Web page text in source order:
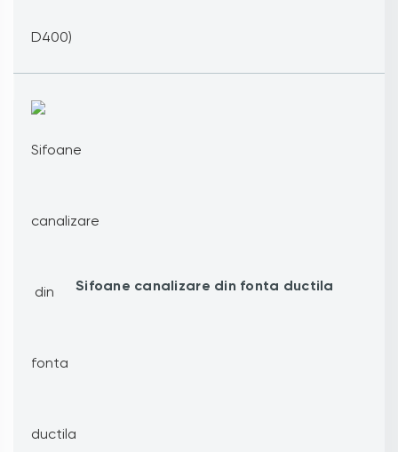
Sifoane canalizare din fonta ductila